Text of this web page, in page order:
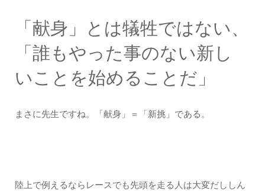
「献身」とは犠牲ではない、
「誰もやった事のない新し
いことを始めることだ」
まさに先生ですね。「献身」＝「新挑」である。
陸上で例えるならレースでも先頭を走る人は大変だししん